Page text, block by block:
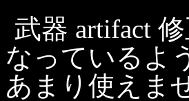
武器 artifact
なっているよ
あまり使えま